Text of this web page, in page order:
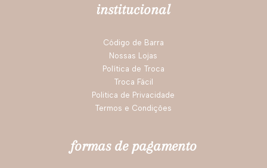
institucional
Código de Barra
Nossas Lojas
Política de Troca
Troca Fácil
Politica de Privacidade
Termos e Condições
formas de pagamento